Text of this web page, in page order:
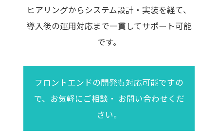
ヒアリングからシステム設計・実装を経て、
導入後の運用対応まで一貫してサポート可能
です。
フロントエンドの開発も対応可能ですの
で、お気軽にご相談・ お問い合わせくだ
さい。